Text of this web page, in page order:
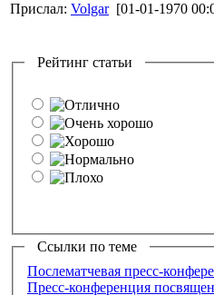
Прислал: Volgar [01-01-1970
Рейтинг статьи
Ссылки по теме
Послематчевая пресс-
Пресс-конференция